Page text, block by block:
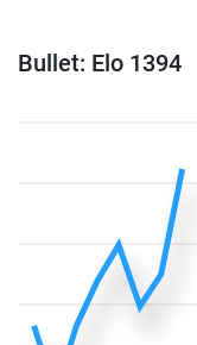
Bullet: Elo 1394